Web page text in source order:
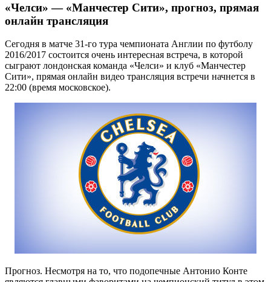
«Челси» — «Манчестер Сити», прогноз, прямая
онлайн трансляция
Сегодня в матче 31-го тура чемпионата Англии по футболу
2016/2017 состоится очень интересная встреча, в которой
сыграют лондонская команда «Челси» и клуб «Манчестер
Сити», прямая онлайн видео трансляция встречи начнется в
22:00 (время московское).
Прогноз. Несмотря на то, что подопечные Антонио Конте